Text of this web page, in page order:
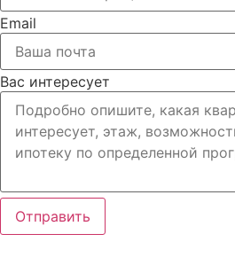
Email
Вас интересует
Отправить